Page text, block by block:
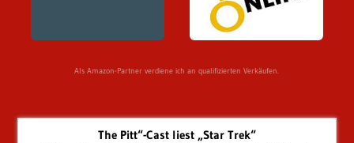
Als Amazon-Partner verdiene ich an qualifizierten Verkäufen.
The Pitt“-Cast liest „Star Trek“